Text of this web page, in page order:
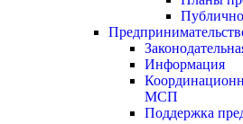
Информация
МСП
Поддержка